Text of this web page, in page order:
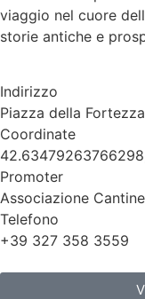
viaggio nel cuore
storie antiche e
Indirizzo
Piazza della
Coordinate
Promoter
Associazione
Telefono
+39 327 358 3559